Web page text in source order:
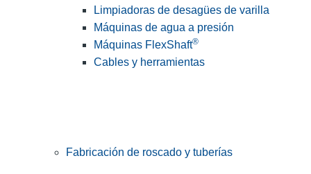
Limpiadoras de desagües de varilla
Máquinas de agua a presión
Máquinas FlexShaft®
Cables y herramientas
Fabricación de roscado y tuberías